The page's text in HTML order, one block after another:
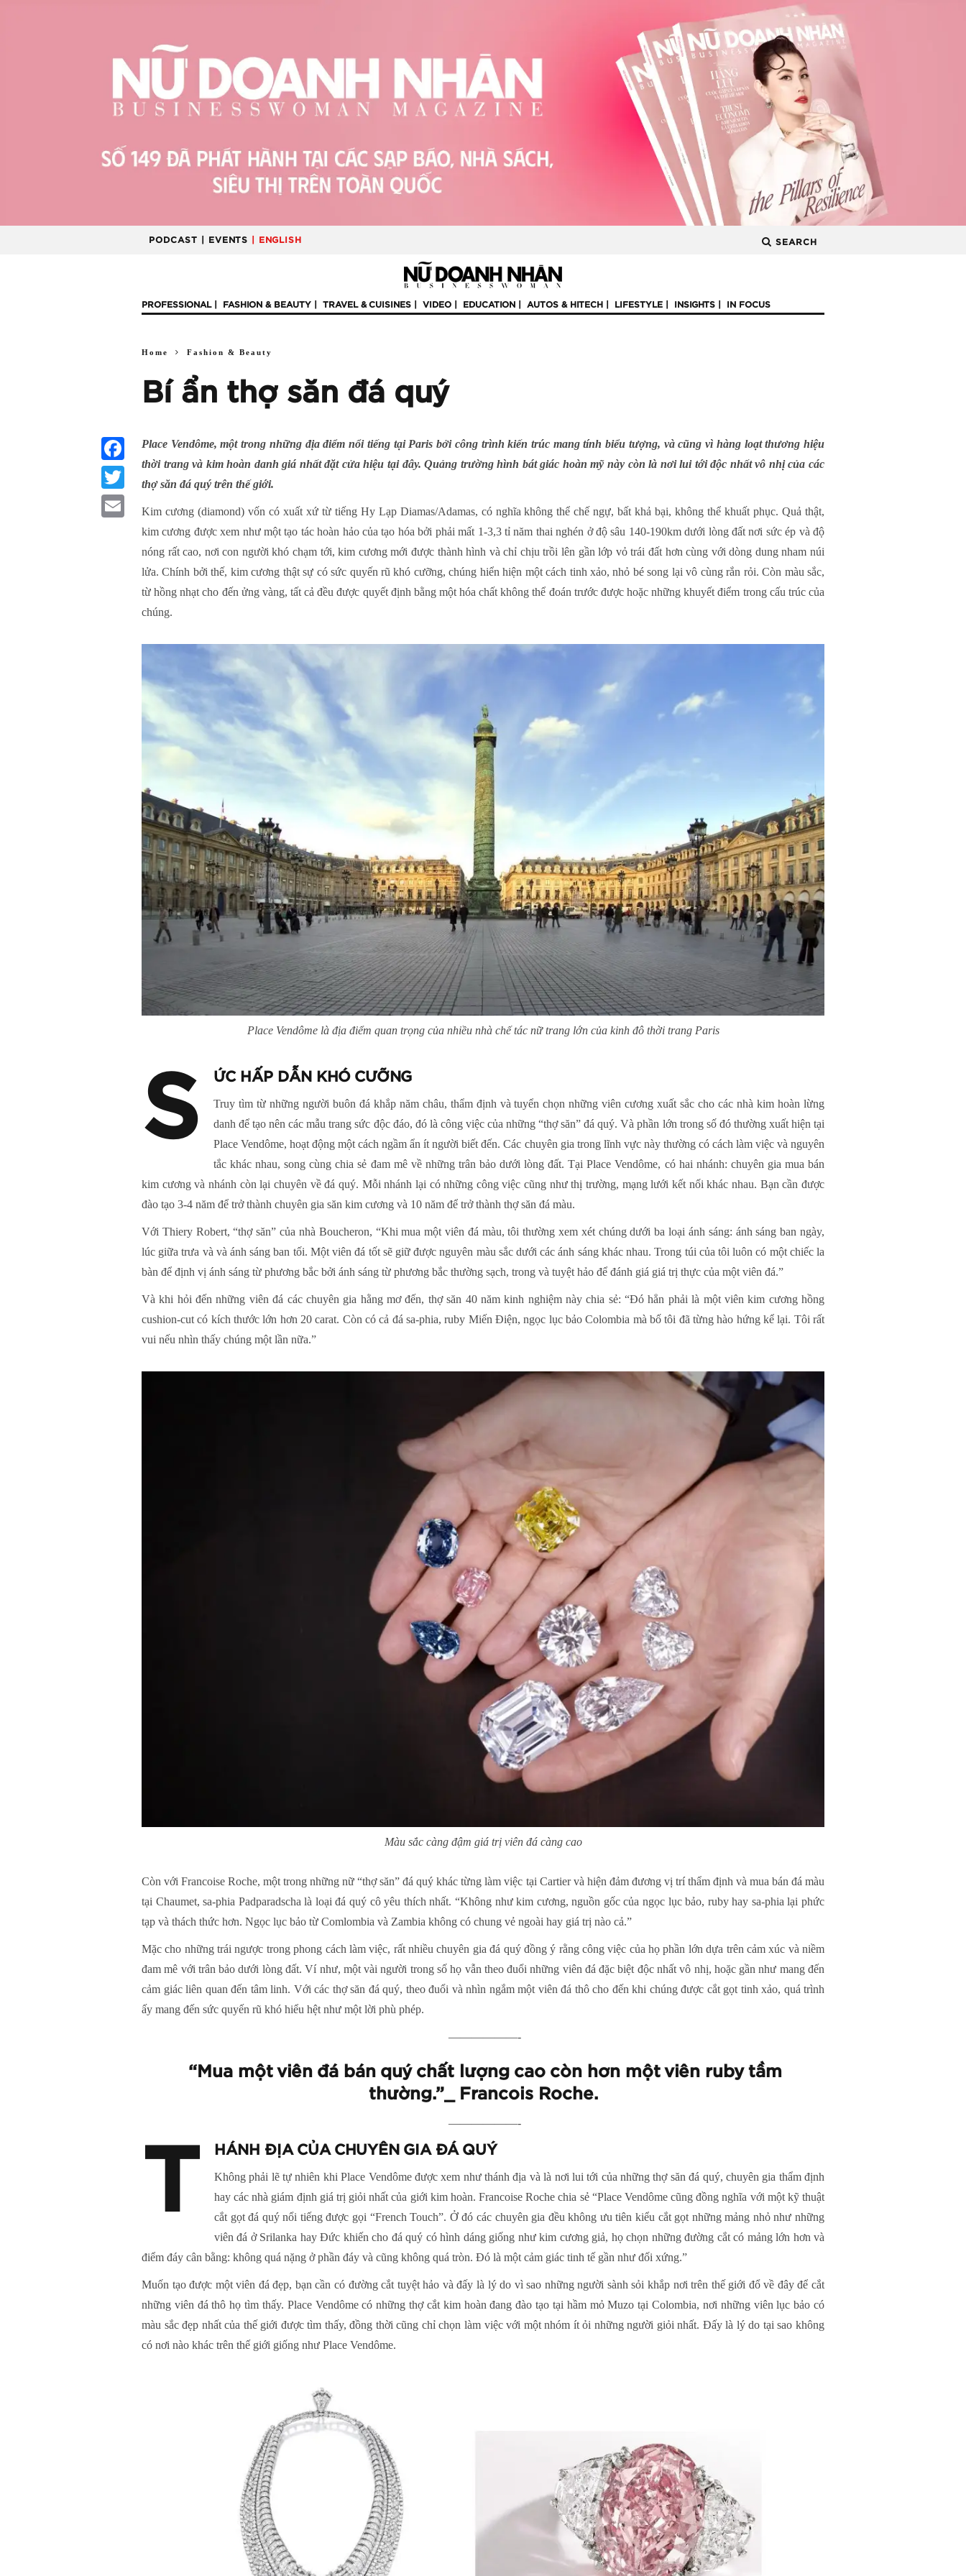
PODCAST | EVENTS | ENGLISH SEARCH
PROFESSIONAL FASHION & BEAUTY TRAVEL & CUISINES VIDEO EDUCATION AUTOS & HITECH LIFESTYLE INSIGHTS IN FOCUS
Home Fashion & Beauty
Bí ẩn thợ săn đá quý
Place Vendôme, một trong những địa điểm nổi tiếng tại Paris bởi công trình kiến trúc mang tính biểu tượng, và cũng vì hàng loạt thương hiệu
thời trang và kim hoàn danh giá nhất đặt cửa hiệu tại đây. Quảng trường hình bát giác hoàn mỹ này còn là nơi lui tới độc nhất vô nhị của các
thợ săn đá quý trên thế giới.
Kim cương (diamond) vốn có xuất xứ từ tiếng Hy Lạp Diamas/Adamas, có nghĩa không thể chế ngự, bất khả bại, không thể khuất phục. Quả thật,
kim cương được xem như một tạo tác hoàn hảo của tạo hóa bởi phải mất 1-3,3 tỉ năm thai nghén ở độ sâu 140-190km dưới lòng đất nơi sức ép và độ
nóng rất cao, nơi con người khó chạm tới, kim cương mới được thành hình và chỉ chịu trồi lên gần lớp vỏ trái đất hơn cùng với dòng dung nham núi
lửa. Chính bởi thế, kim cương thật sự có sức quyến rũ khó cưỡng, chúng hiển hiện một cách tinh xảo, nhỏ bé song lại vô cùng rắn rỏi. Còn màu sắc,
từ hồng nhạt cho đến ửng vàng, tất cả đều được quyết định bằng một hóa chất không thể đoán trước được hoặc những khuyết điểm trong cấu trúc của
chúng.
Place Vendôme là địa điểm quan trọng của nhiều nhà chế tác nữ trang lớn của kinh đô thời trang Paris
S ỨC HẤP DẪN KHÓ CƯỠNG
Truy tìm từ những người buôn đá khắp năm châu, thẩm định và tuyển chọn những viên cương xuất sắc cho các nhà kim hoàn lừng
danh để tạo nên các mẫu trang sức độc đáo, đó là công việc của những “thợ săn” đá quý. Và phần lớn trong số đó thường xuất hiện tại
Place Vendôme, hoạt động một cách ngầm ẩn ít người biết đến. Các chuyên gia trong lĩnh vực này thường có cách làm việc và nguyên
tắc khác nhau, song cùng chia sẻ đam mê về những trân bảo dưới lòng đất. Tại Place Vendôme, có hai nhánh: chuyên gia mua bán
kim cương và nhánh còn lại chuyên về đá quý. Mỗi nhánh lại có những công việc cũng như thị trường, mạng lưới kết nối khác nhau. Bạn cần được
đào tạo 3-4 năm để trở thành chuyên gia săn kim cương và 10 năm để trở thành thợ săn đá màu.
Với Thiery Robert, “thợ săn” của nhà Boucheron, “Khi mua một viên đá màu, tôi thường xem xét chúng dưới ba loại ánh sáng: ánh sáng ban ngày,
lúc giữa trưa và và ánh sáng ban tối. Một viên đá tốt sẽ giữ được nguyên màu sắc dưới các ánh sáng khác nhau. Trong túi của tôi luôn có một chiếc la
bàn để định vị ánh sáng từ phương bắc bởi ánh sáng từ phương bắc thường sạch, trong và tuyệt hảo để đánh giá giá trị thực của một viên đá.”
Và khi hỏi đến những viên đá các chuyên gia hằng mơ đến, thợ săn 40 năm kinh nghiệm này chia sẻ: “Đó hẳn phải là một viên kim cương hồng
cushion-cut có kích thước lớn hơn 20 carat. Còn có cả đá sa-phia, ruby Miến Điện, ngọc lục bảo Colombia mà bố tôi đã từng hào hứng kể lại. Tôi rất
vui nếu nhìn thấy chúng một lần nữa.”
Màu sắc càng đậm giá trị viên đá càng cao
Còn với Francoise Roche, một trong những nữ “thợ săn” đá quý khác từng làm việc tại Cartier và hiện đảm đương vị trí thẩm định và mua bán đá màu
tại Chaumet, sa-phia Padparadscha là loại đá quý cô yêu thích nhất. “Không như kim cương, nguồn gốc của ngọc lục bảo, ruby hay sa-phia lại phức
tạp và thách thức hơn. Ngọc lục bảo từ Comlombia và Zambia không có chung vẻ ngoài hay giá trị nào cả.”
Mặc cho những trái ngược trong phong cách làm việc, rất nhiều chuyên gia đá quý đồng ý rằng công việc của họ phần lớn dựa trên cảm xúc và niềm
đam mê với trân bảo dưới lòng đất. Ví như, một vài người trong số họ vẫn theo đuổi những viên đá đặc biệt độc nhất vô nhị, hoặc gần như mang đến
cảm giác liên quan đến tâm linh. Với các thợ săn đá quý, theo đuổi và nhìn ngắm một viên đá thô cho đến khi chúng được cắt gọt tinh xảo, quá trình
ấy mang đến sức quyến rũ khó hiểu hệt như một lời phù phép.
——————-
“Mua một viên đá bán quý chất lượng cao còn hơn một viên ruby tầm
thường.”_ Francois Roche.
——————-
T HÁNH ĐỊA CỦA CHUYÊN GIA ĐÁ QUÝ
Không phải lẽ tự nhiên khi Place Vendôme được xem như thánh địa và là nơi lui tới của những thợ săn đá quý, chuyên gia thẩm định
hay các nhà giám định giá trị giỏi nhất của giới kim hoàn. Francoise Roche chia sẻ “Place Vendôme cũng đồng nghĩa với một kỹ thuật
cắt gọt đá quý nổi tiếng được gọi “French Touch”. Ở đó các chuyên gia đều không ưu tiên kiểu cắt gọt những mảng nhỏ như những
viên đá ở Srilanka hay Đức khiến cho đá quý có hình dáng giống như kim cương giả, họ chọn những đường cắt có mảng lớn hơn và
điểm đáy cân bằng: không quá nặng ở phần đáy và cũng không quá tròn. Đó là một cảm giác tinh tế gần như đối xứng.”
Muốn tạo được một viên đá đẹp, bạn cần có đường cắt tuyệt hảo và đấy là lý do vì sao những người sành sỏi khắp nơi trên thế giới đổ về đây để cắt
những viên đá thô họ tìm thấy. Place Vendôme có những thợ cắt kim hoàn đang đào tạo tại hầm mỏ Muzo tại Colombia, nơi những viên lục bảo có
màu sắc đẹp nhất của thế giới được tìm thấy, đồng thời cũng chỉ chọn làm việc với một nhóm ít ỏi những người giỏi nhất. Đấy là lý do tại sao không
có nơi nào khác trên thế giới giống như Place Vendôme.
Facebook
Twitter